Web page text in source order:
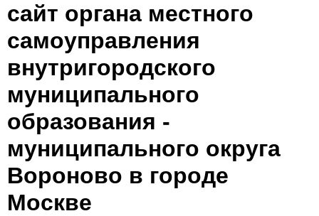
сайт органа местного
самоуправления
внутригородского
муниципального
образования -
муниципального округа
Вороново в городе
Москве